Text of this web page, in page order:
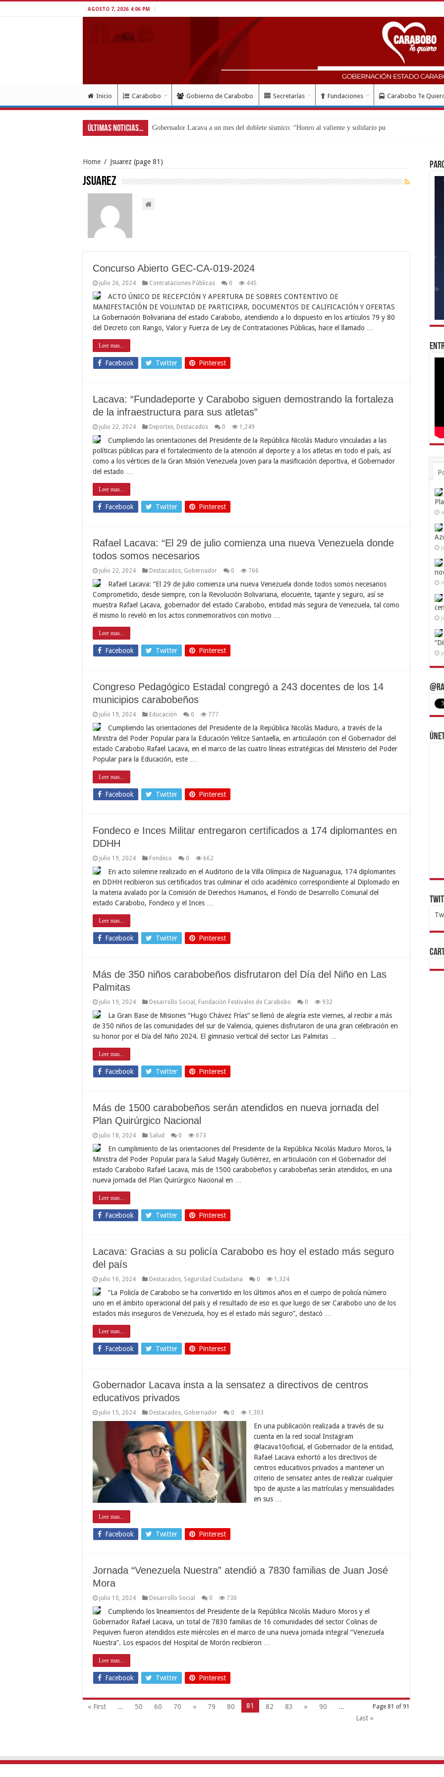
AGOSTO 7, 2026 4:06 PM
Inicio Carabobo Gobierno de Carabobo Secretarías Fundaciones Carabobo Te
Últimas Noticias... Inició en Carabobo proceso
Home / Jsuarez (page 81)
Jsuarez
Concurso Abierto GEC-CA-019-2024
julio 26, 2024 Contrataciones Públicas 0 445
ACTO ÚNICO DE RECEPCIÓN Y APERTURA DE SOBRES CONTENTIVO DE
MANIFESTACIÓN DE VOLUNTAD DE PARTICIPAR, DOCUMENTOS DE CALIFICACIÓN Y OFERTAS
La Gobernación Bolivariana del estado Carabobo, atendiendo a lo dispuesto en los artículos 79 y 80
del Decreto con Rango, Valor y Fuerza de Ley de Contrataciones Públicas, hace el llamado …
Leer mas...
Facebook Twitter Pinterest
Lacava: “Fundadeporte y Carabobo siguen demostrando la fortaleza
de la infraestructura para sus atletas”
julio 22, 2024 Deportes Destacados 0 1,249
Cumpliendo las orientaciones del Presidente de la República Nicolás Maduro vinculadas a las
políticas públicas para el fortalecimiento de la atención al deporte y a los atletas en todo el país, así
como a los vértices de la Gran Misión Venezuela Joven para la masificación deportiva, el Gobernador
del estado …
Leer mas...
Facebook Twitter Pinterest
Rafael Lacava: “El 29 de julio comienza una nueva Venezuela donde
todos somos necesarios
julio 22, 2024 Destacados Gobernador 0 766
Rafael Lacava: “El 29 de julio comienza una nueva Venezuela donde todos somos necesarios
Comprometido, desde siempre, con la Revolución Bolivariana, elocuente, tajante y seguro, así se
muestra Rafael Lacava, gobernador del estado Carabobo, entidad más segura de Venezuela, tal como
él mismo lo reveló en los actos conmemorativos con motivo …
Leer mas...
Facebook Twitter Pinterest
Congreso Pedagógico Estadal congregó a 243 docentes de los 14
municipios carabobeños
julio 19, 2024 Educación 0 777
Cumpliendo las orientaciones del Presidente de la República Nicolás Maduro, a través de la
Ministra del Poder Popular para la Educación Yelitze Santaella, en articulación con el Gobernador del
estado Carabobo Rafael Lacava, en el marco de las cuatro líneas estratégicas del Ministerio del Poder
Popular para la Educación, este …
Leer mas...
Facebook Twitter Pinterest
Fondeco e Inces Militar entregaron certificados a 174 diplomantes en
DDHH
julio 19, 2024 Fondeco 0 662
En acto solemne realizado en el Auditorio de la Villa Olímpica de Naguanagua, 174 diplomantes
en DDHH recibieron sus certificados tras culminar el ciclo académico correspondiente al Diplomado en
la materia avalado por la Comisión de Derechos Humanos, el Fondo de Desarrollo Comunal del
estado Carabobo, Fondeco y el Inces …
Leer mas...
Facebook Twitter Pinterest
Más de 350 niños carabobeños disfrutaron del Día del Niño en Las
Palmitas
julio 19, 2024 Desarrollo Social Fundación Festivales de Carabobo 0 932
La Gran Base de Misiones “Hugo Chávez Frías” se llenó de alegría este viernes, al recibir a más
de 350 niños de las comunidades del sur de Valencia, quienes disfrutaron de una gran celebración en
su honor por el Día del Niño 2024. El gimnasio vertical del sector Las Palmitas …
Leer mas...
Facebook Twitter Pinterest
Más de 1500 carabobeños serán atendidos en nueva jornada del
Plan Quirúrgico Nacional
julio 18, 2024 Salud 0 673
En cumplimiento de las orientaciones del Presidente de la República Nicolás Maduro Moros, la
Ministra del Poder Popular para la Salud Magaly Gutiérrez, en articulación con el Gobernador del
estado Carabobo Rafael Lacava, más de 1500 carabobeños y carabobeñas serán atendidos, en una
nueva jornada del Plan Quirúrgico Nacional en …
Leer mas...
Facebook Twitter Pinterest
Lacava: Gracias a su policía Carabobo es hoy el estado más seguro
del país
julio 16, 2024 Destacados Seguridad Ciudadana 0 1,324
“La Policía de Carabobo se ha convertido en los últimos años en el cuerpo de policía número
uno en el ámbito operacional del país y el resultado de eso es que luego de ser Carabobo uno de los
estados más inseguros de Venezuela, hoy es el estado más seguro”, destacó …
Leer mas...
Facebook Twitter Pinterest
Gobernador Lacava insta a la sensatez a directivos de centros
educativos privados
julio 15, 2024 Destacados Gobernador 0 1,303
En una publicación realizada a través de su
cuenta en la red social Instagram
@lacava10oficial, el Gobernador de la entidad,
Rafael Lacava exhortó a los directivos de
centros educativos privados a mantener un
criterio de sensatez antes de realizar cualquier
tipo de ajuste a las matrículas y mensualidades
en sus …
Leer mas...
Facebook Twitter Pinterest
Jornada “Venezuela Nuestra” atendió a 7830 familias de Juan José
Mora
julio 10, 2024 Desarrollo Social 0 730
Cumpliendo los lineamientos del Presidente de la República Nicolás Maduro Moros y el
Gobernador Rafael Lacava, un total de 7830 familias de 16 comunidades del sector Colinas de
Pequiven fueron atendidos este miércoles en el marco de una nueva jornada integral “Venezuela
Nuestra”. Los espacios del Hospital de Morón recibieron …
Leer mas...
Facebook Twitter Pinterest
Page 81 of 91
« First ... 50 60 70 « 79 80 81 82 83 » 90
...
Last »